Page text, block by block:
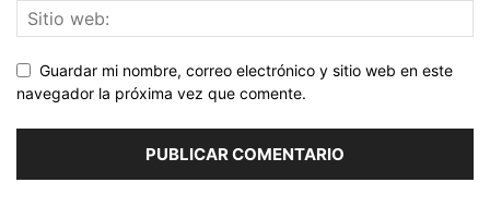
Guardar mi nombre, correo electrónico y sitio web en este
navegador la próxima vez que comente.